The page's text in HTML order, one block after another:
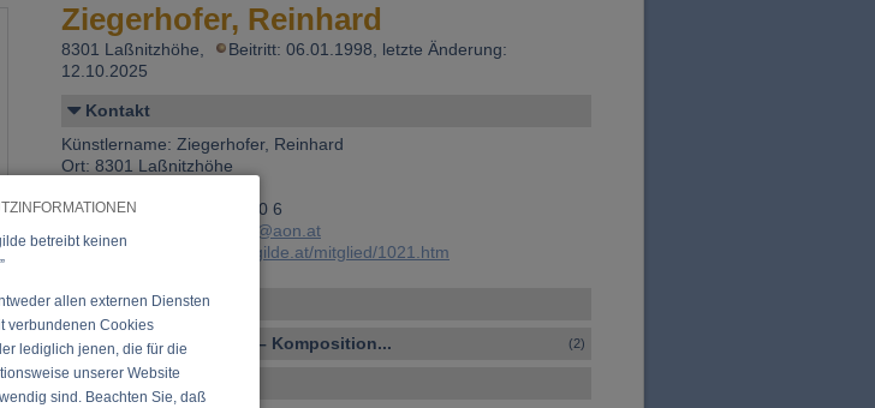
betreibt keinen
allen externen Diensten
verbundenen Cookies
lediglich jenen, die für die
unserer Website
sind. Beachten Sie, daß
Ziegerhofer, Reinhard
8301 Laßnitzhöhe,
Beitritt: 06.01.1998, letzte Änderung:
12.10.2025
Kontakt
Künstlername: Ziegerhofer, Reinhard
Ort: 8301 Laßnitzhöhe
Telefon 1: +43 (0)3133 290 6
ziegerhofer-music@aon.at
Link:https://www.musikergilde.at/mitglied/1021.htm
Personen-Details
Vocal – Instrumental – Komposition... (2)
Ensembles